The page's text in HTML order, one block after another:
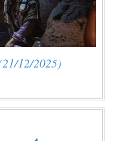
12/2025)